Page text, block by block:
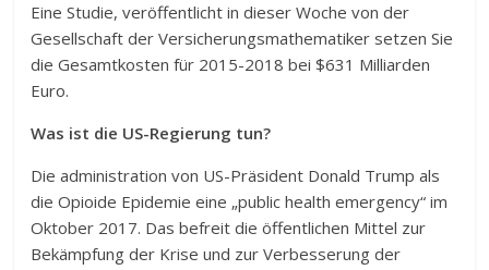
Eine Studie, veröffentlicht in dieser Woche von der
Gesellschaft der Versicherungsmathematiker setzen Sie
die Gesamtkosten für 2015-2018 bei $631 Milliarden
Euro.
Was ist die US-Regierung tun?
Die administration von US-Präsident Donald Trump als
die Opioide Epidemie eine „public health emergency“ im
Oktober 2017. Das befreit die öffentlichen Mittel zur
Bekämpfung der Krise und zur Verbesserung der